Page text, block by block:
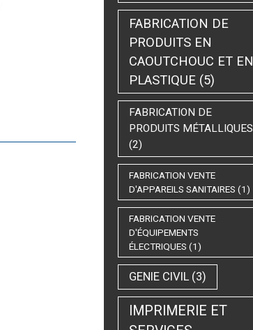
FABRICATION DE
PRODUITS EN
CAOUTCHOUC ET EN
PLASTIQUE (5)
FABRICATION DE
PRODUITS MÉTALLIQUES
(2)
FABRICATION VENTE
D'APPAREILS SANITAIRES (1)
FABRICATION VENTE
D'ÉQUIPEMENTS
ÉLECTRIQUES (1)
GENIE CIVIL (3)
IMPRIMERIE ET